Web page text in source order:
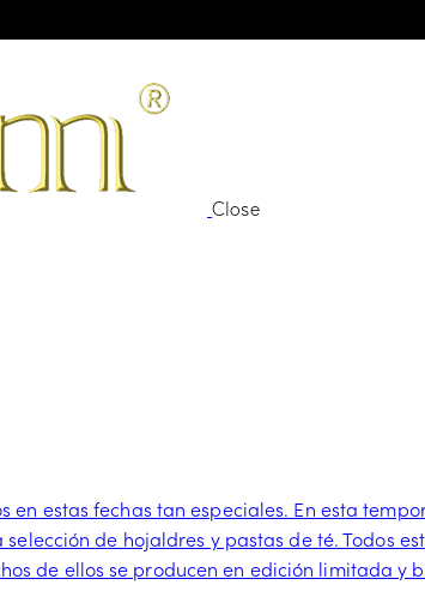
Close
en estas fechas tan especiales. En esta
de hojaldres y pastas de té. Todos
de ellos se producen en edición limitada y